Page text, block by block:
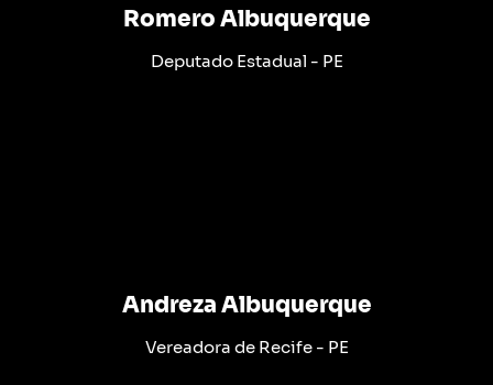
Romero Albuquerque
Deputado Estadual - PE
Andreza Albuquerque
Vereadora de Recife - PE